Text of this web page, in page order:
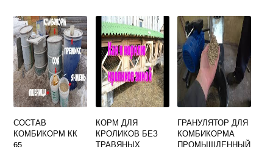
СОСТАВ
КОМБИКОРМ КК
65
КОРМ ДЛЯ
КРОЛИКОВ БЕЗ
ТРАВЯНЫХ
ГРАНУЛЯТОР ДЛЯ
КОМБИКОРМА
ПРОМЫШЛЕННЫЙ